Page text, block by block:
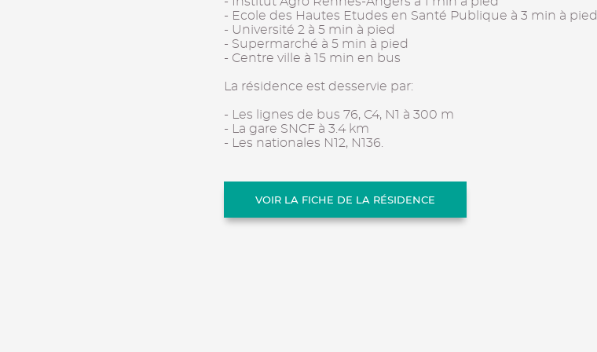
- Ecole des Hautes Etudes en Santé Publique à 3 min à pied
- Université 2 à 5 min à pied
- Supermarché à 5 min à pied
- Centre ville à 15 min en bus
La résidence est desservie par:
- Les lignes de bus 76, C4, N1 à 300 m
- La gare SNCF à 3.4 km
- Les nationales N12, N136.
VOIR LA FICHE DE LA RÉSIDENCE